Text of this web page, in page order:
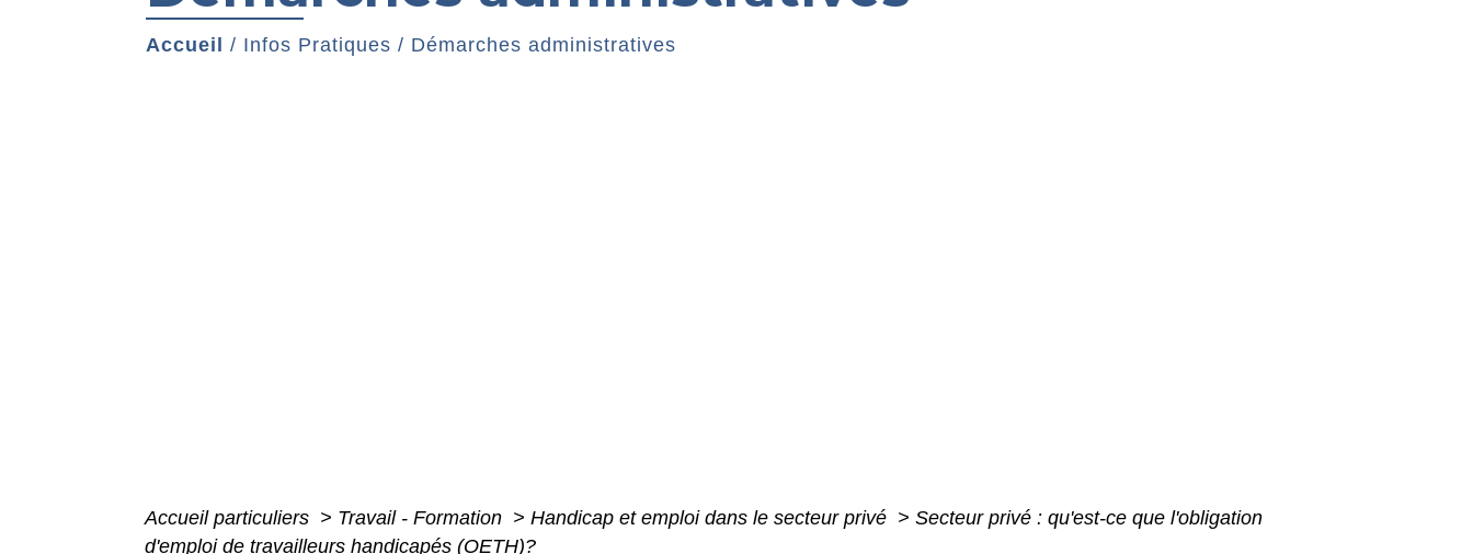
Accueil / Infos Pratiques / Démarches administratives
Accueil particuliers > Travail - Formation > Handicap et emploi dans le secteur privé > Secteur privé : qu'est-ce que l'obligation
d'emploi de travailleurs handicapés (OETH)?